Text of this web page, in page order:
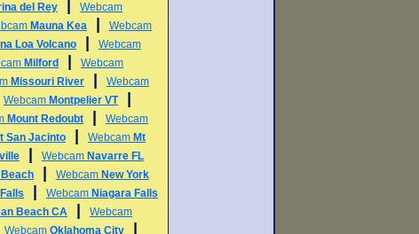
del Rey
Webcam
Mauna Kea
Webcam
Loa Volcano
Webcam
Milford
Webcam
Missouri River
Webcam
Webcam Montpelier VT
Mount Redoubt
Webcam
San Jacinto Webcam Mt
Webcam Navarre FL
Webcam New York
Webcam Niagara Falls
Beach CA
Webcam
Webcam Oklahoma City